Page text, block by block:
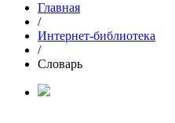
Главная
/
Интернет-библиотека
/
Словарь